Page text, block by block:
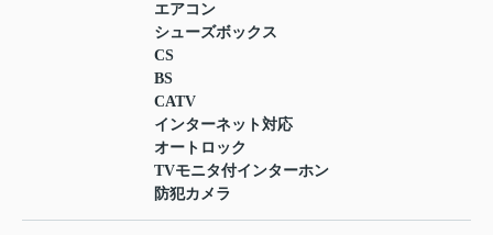
エアコン
シューズボックス
CS
BS
CATV
インターネット対応
オートロック
TVモニタ付インターホン
防犯カメラ